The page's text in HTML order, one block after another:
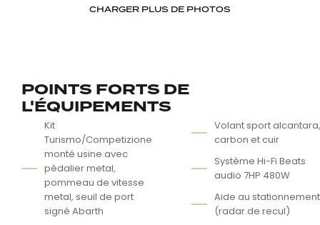
CHARGER PLUS DE PHOTOS
POINTS FORTS DE
L'ÉQUIPEMENTS
Kit
Turismo/Competizione
monté usine avec
pédalier metal,
pommeau de vitesse
metal, seuil de port
signé Abarth
Volant sport alcantara,
carbon et cuir
Système Hi-Fi Beats
audio 7HP 480W
Aide au stationnement
(radar de recul)